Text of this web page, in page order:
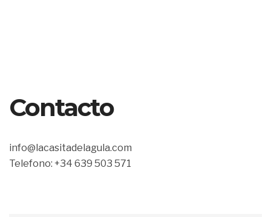
Contacto
info@lacasitadelagula.com
Telefono: +34 639 503 571